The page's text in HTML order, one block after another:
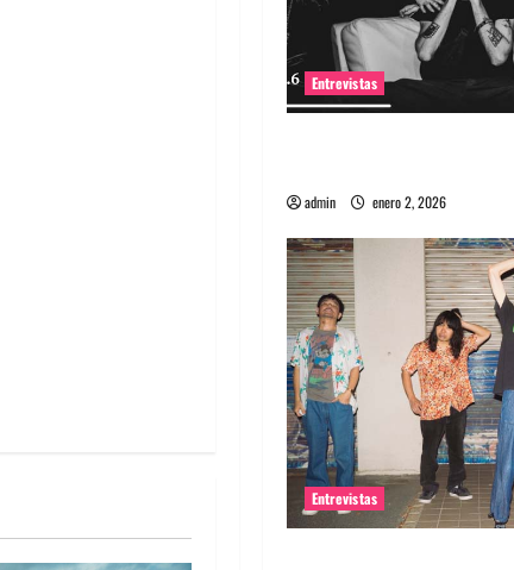
Entrevistas
admin enero 2, 2026
Entrevistas